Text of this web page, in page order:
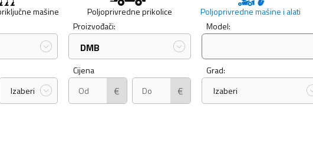
mašine Poljoprivredne prikolice
Poljoprivredne mašine i alati
Proizvođači:
DMB
Model:
Izaberi
Cijena
€ €
Grad:
Izaberi